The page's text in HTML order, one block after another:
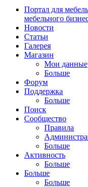
Портал для
мебельного
Новости
Статьи
Галерея
Магазин
Мои данные
Больше
Форум
Поддержка
Больше
Поиск
Сообщество
Правила
Больше
Активность
Больше
Больше
Больше